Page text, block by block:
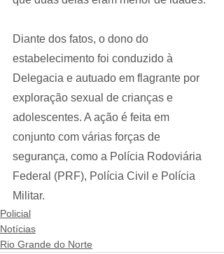
Diante dos fatos, o dono do
estabelecimento foi conduzido à
Delegacia e autuado em flagrante por
exploração sexual de crianças e
adolescentes. A ação é feita em
conjunto com várias forças de
segurança, como a Polícia Rodoviária
Federal (PRF), Polícia Civil e Polícia
Militar.
Policial
Notícias
Rio Grande do Norte